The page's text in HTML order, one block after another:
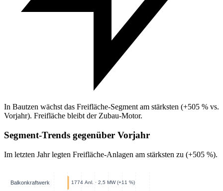
In Bautzen wächst das Freifläche-Segment am stärksten (+505 % vs.
Vorjahr). Freifläche bleibt der Zubau-Motor.
Segment-Trends gegenüber Vorjahr
Im letzten Jahr legten Freifläche-Anlagen am stärksten zu (+505 %).